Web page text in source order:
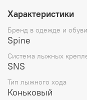
максимально
Система быстрой
Пластиковая
Характеристики
Бренд в одежде и обуви
Spine
Система лыжных
SNS
Тип лыжного хода
Коньковый